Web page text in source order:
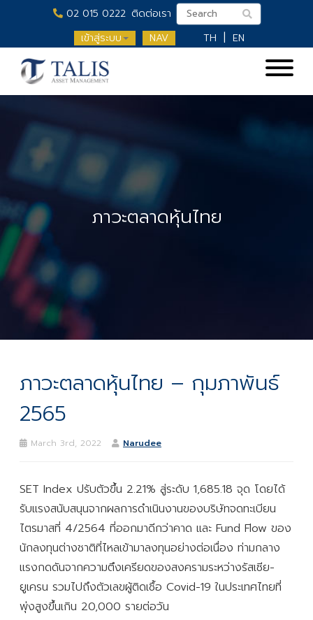
02 015 0222 ติดต่อเรา
เข้าสู่ระบบ
NAV TH EN
ภาวะตลาดหุ้นไทย
ภาวะตลาดหุ้นไทย – กุมภาพันธ์
2565
March 3rd, 2022 Narudee
SET Index ปรับตัวขึ้น 2.21% สู่ระดับ 1,685.18 จุด โดยได้
รับแรงสนับสนุนจากผลการดำเนินงานของบริษัทจดทะเบียน
ไตรมาสที่ 4/2564 ที่ออกมาดีกว่าคาด และ Fund Flow ของ
นักลงทุนต่างชาติที่ไหลเข้ามาลงทุนอย่างต่อเนื่อง ท่ามกลาง
แรงกดดันจากความตึงเครียดของสงครามระหว่างรัสเซีย-
ยูเครน รวมไปถึงตัวเลขผู้ติดเชื้อ Covid-19 ในประเทศไทยที่
พุ่งสูงขึ้นเกิน 20,000 รายต่อวัน